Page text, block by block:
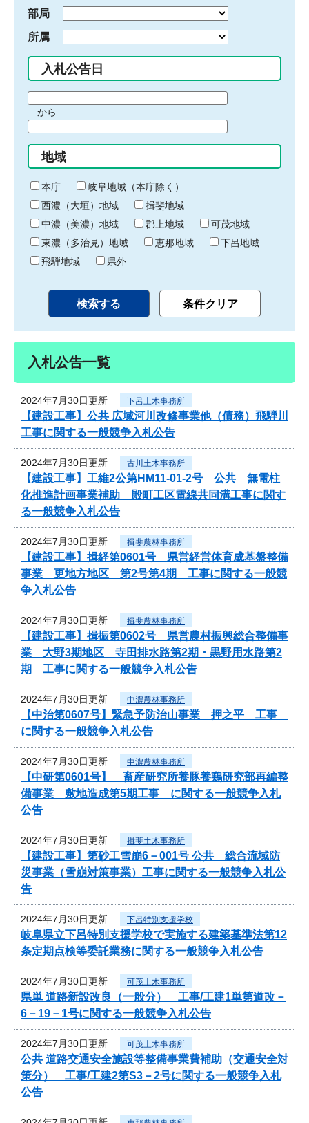
部局
所属
入札公告日
間
始
り
から
間
終
わ
り
地域
本庁
岐阜地域（本庁除く）
西濃（大垣）地域
揖斐地域
中濃（美濃）地域
郡上地域
可茂地域
東濃（多治見）地域
恵那地域
下呂地域
飛騨地域
県外
入札公告一覧
2024年7月30日更新 下呂土木事務所
【建設工事】公共 広域河川改修事業他（債務）飛騨川
工事に関する一般競争入札公告
2024年7月30日更新 古川土木事務所
【建設工事】工維2公第HM11-01-2号 公共 無電柱
化推進計画事業補助 殿町工区電線共同溝工事に関す
る一般競争入札公告
2024年7月30日更新 揖斐農林事務所
【建設工事】揖経第0601号 県営経営体育成基盤整備
事業 更地方地区 第2号第4期 工事に関する一般競
争入札公告
2024年7月30日更新 揖斐農林事務所
【建設工事】揖振第0602号 県営農村振興総合整備事
業 大野3期地区 寺田排水路第2期・黒野用水路第2
期 工事に関する一般競争入札公告
2024年7月30日更新 中濃農林事務所
【中治第0607号】緊急予防治山事業 押之平 工事
に関する一般競争入札公告
2024年7月30日更新 中濃農林事務所
【中研第0601号】 畜産研究所養豚養鶏研究部再編整
備事業 敷地造成第5期工事 に関する一般競争入札
公告
2024年7月30日更新 揖斐土木事務所
【建設工事】第砂工雪崩6－001号 公共 総合流域防
災事業（雪崩対策事業）工事に関する一般競争入札公
告
2024年7月30日更新 下呂特別支援学校
岐阜県立下呂特別支援学校で実施する建築基準法第12
条定期点検等委託業務に関する一般競争入札公告
2024年7月30日更新 可茂土木事務所
県単 道路新設改良（一般分） 工事/工建1単第道改－
6－19－1号に関する一般競争入札公告
2024年7月30日更新 可茂土木事務所
公共 道路交通安全施設等整備事業費補助（交通安全対
策分） 工事/工建2第S3－2号に関する一般競争入札
公告